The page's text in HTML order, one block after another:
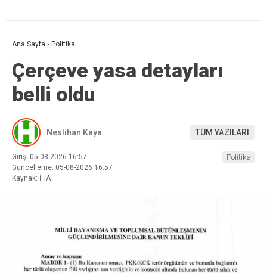
Ana Sayfa › Politika
Çerçeve yasa detayları
belli oldu
Neslihan Kaya TÜM YAZILARI
Giriş: 05-08-2026 16:57
Güncelleme: 05-08-2026 16:57
Kaynak: İHA
Politika